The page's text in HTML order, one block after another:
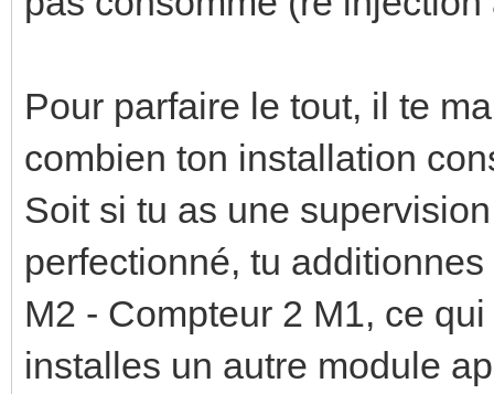
Pour parfaire le tout, il te
combien ton installation
Soit si tu as une
perfectionné, tu
M2 - Compteur 2 M1, ce
installes un autre module